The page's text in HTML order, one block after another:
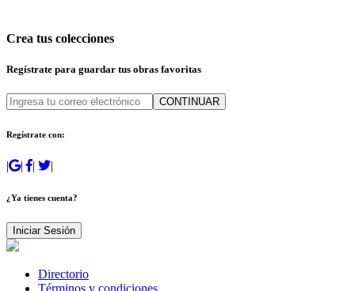
Crea tus colecciones
Regístrate para guardar tus obras favoritas
CONTINUAR
Regístrate con:
| | | |
¿Ya tienes cuenta?
Iniciar Sesión
Directorio
Términos y condiciones